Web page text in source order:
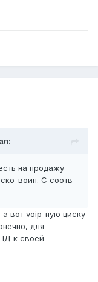
на продажу
воип. С соотв
вот voip-ную циску
для
к своей